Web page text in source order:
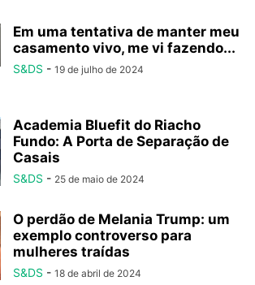
Em uma tentativa de manter meu
casamento vivo, me vi fazendo...
S&DS - 19 de julho de 2024
Academia Bluefit do Riacho
Fundo: A Porta de Separação de
Casais
S&DS - 25 de maio de 2024
O perdão de Melania Trump: um
exemplo controverso para
mulheres traídas
S&DS - 18 de abril de 2024